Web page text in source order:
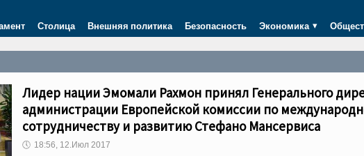
Столица Внешняя политика Безопасность Экономика
Лидер нации Эмомали Рахмон принял Генерального
администрации Европейской комиссии по
сотрудничеству и развитию Стефано Мансервиса
🕔 18:56, 12.Июл 2017